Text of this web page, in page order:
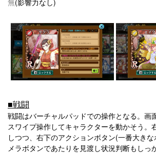
■戦闘
戦闘はバーチャルパッドでの操作となる。画
スワイプ操作してキャラクターを動かそう。
しつつ、右下のアクションボタン(一番大き
メラボタンであたりを見渡し状況判断もしっ